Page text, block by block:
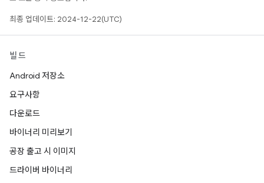
최종 업데이트: 2024-12-22(UTC)
빌드
Android 저장소
요구사항
다운로드
바이너리 미리보기
공장 출고 시 이미지
드라이버 바이너리